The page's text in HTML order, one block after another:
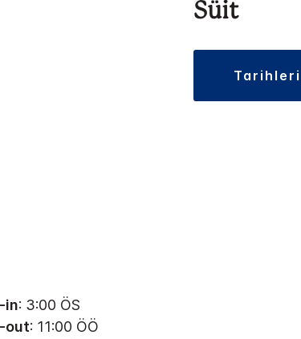
Süit
in: 3:00 ÖS
out: 11:00 ÖÖ